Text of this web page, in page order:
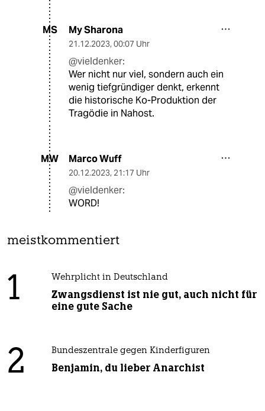
MS My Sharona
21.12.2023, 00:07 Uhr
@vieldenker:
Wer nicht nur viel, sondern auch ein
wenig tiefgründiger denkt, erkennt
die historische Ko-Produktion der
Tragödie in Nahost.
MW Marco Wuff
20.12.2023, 21:17 Uhr
@vieldenker:
WORD!
meistkommentiert
1 Wehrplicht in Deutschland
Zwangsdienst ist nie gut, auch nicht für
eine gute Sache
2 Bundeszentrale gegen Kinderfiguren
Benjamin, du lieber Anarchist